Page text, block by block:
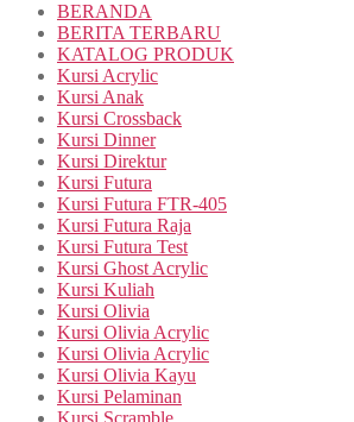
BERANDA
BERITA TERBARU
KATALOG PRODUK
Kursi Acrylic
Kursi Anak
Kursi Crossback
Kursi Dinner
Kursi Direktur
Kursi Futura
Kursi Futura FTR-405
Kursi Futura Raja
Kursi Futura Test
Kursi Ghost Acrylic
Kursi Kuliah
Kursi Olivia
Kursi Olivia Acrylic
Kursi Olivia Acrylic
Kursi Olivia Kayu
Kursi Pelaminan